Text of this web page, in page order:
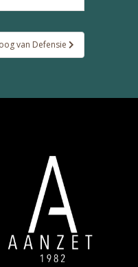
van Defensie